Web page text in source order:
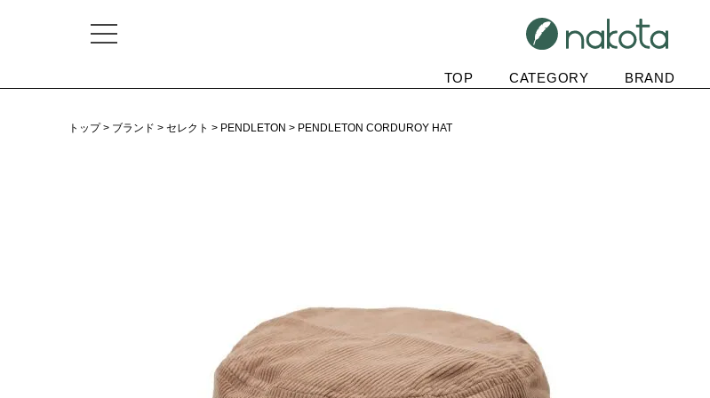
TOP CATEGORY BRAND
トップ ブランド セレクト PENDLETON PENDLETON CORDUROY HAT